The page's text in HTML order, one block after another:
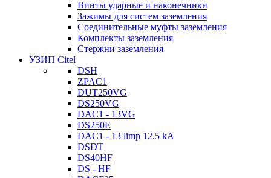
Винты ударные и наконечники
Зажимы для систем заземления
Соединительные муфты заземления
Комплекты заземления
Стержни заземления
УЗИП Citel
DSH
ZPAC1
DUT250VG
DS250VG
DAC1 - 13VG
DS250E
DAC1 - 13 limp 12.5 kA
DSDT
DS40HF
DS - HF